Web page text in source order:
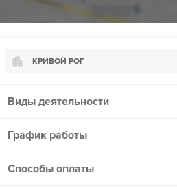
КРИВОЙ РОГ
Борисполь
Виды деятельности
График работы
Способы оплаты